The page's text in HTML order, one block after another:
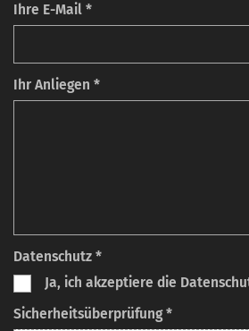
Ihre E-Mail *
Ihr Anliegen *
Datenschutz *
Ja, ich akzeptiere die
Sicherheitsüberprüfung *